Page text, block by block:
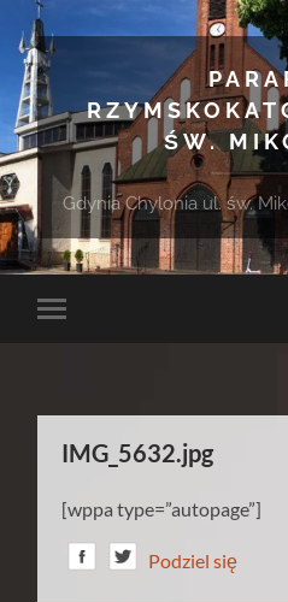
ŚW.
Gdynia Chylonia ul. św.
Toggle
IMG_5632.jpg
[wppa type=”autopage”]
Podziel się